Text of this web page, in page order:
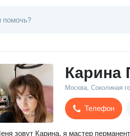
Карина
Москва, Соколиная
Телефон
зовут Карина, я мастер